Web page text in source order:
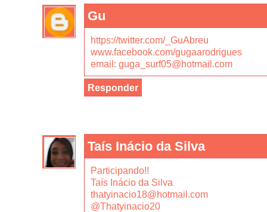
Gu
https://twitter.com/_GuAbreu
www.facebook.com/gugaarodrigues
email: guga_surf05@hotmail.com
Responder
Taís Inácio da Silva
Participando!!
Taís Inácio da Silva
thatyinacio18@hotmail.com
@Thatyinacio20